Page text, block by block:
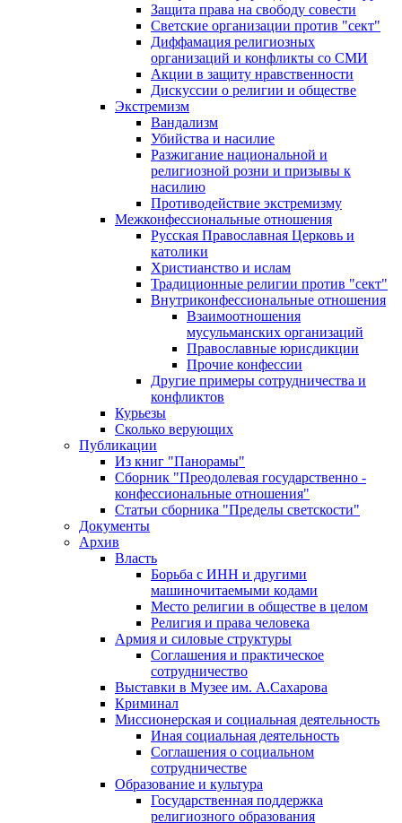
Защита права на свободу совести
Светские организации против "сект"
Диффамация религиозных
организаций и конфликты со СМИ
Акции в защиту нравственности
Дискуссии о религии и обществе
Экстремизм
Вандализм
Убийства и насилие
Разжигание национальной и
религиозной розни и призывы к
насилию
Противодействие экстремизму
Межконфессиональные отношения
Русская Православная Церковь и
католики
Христианство и ислам
Традиционные религии против "сект"
Внутриконфессиональные отношения
Взаимоотношения
мусульманских организаций
Православные юрисдикции
Прочие конфессии
Другие примеры сотрудничества и
конфликтов
Курьезы
Сколько верующих
Публикации
Из книг "Панорамы"
Сборник "Преодолевая государственно -
конфессиональные отношения"
Статьи сборника "Пределы светскости"
Документы
Архив
Власть
Борьба с ИНН и другими
машиночитаемыми кодами
Место религии в обществе в целом
Религия и права человека
Армия и силовые структуры
Соглашения и практическое
сотрудничество
Выставки в Музее им. А.Сахарова
Криминал
Миссионерская и социальная деятельность
Иная социальная деятельность
Соглашения о социальном
сотрудничестве
Образование и культура
Государственная поддержка
религиозного образования